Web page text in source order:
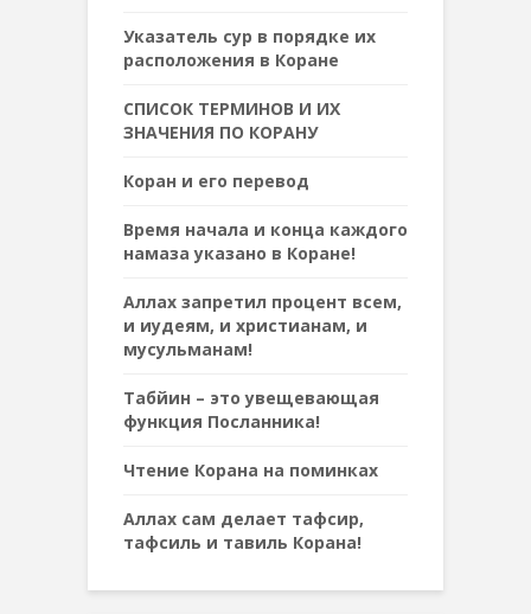
Указатель сур в порядке их
расположения в Коране
СПИСОК ТЕРМИНОВ И ИХ
ЗНАЧЕНИЯ ПО КОРАНУ
Коран и его перевод
Время начала и конца каждого
намаза указано в Коране!
Аллах запретил процент всем,
и иудеям, и христианам, и
мусульманам!
Табйин – это увещевающая
функция Посланника!
Чтение Корана на поминках
Аллах сам делает тафсир,
тафсиль и тавиль Корана!